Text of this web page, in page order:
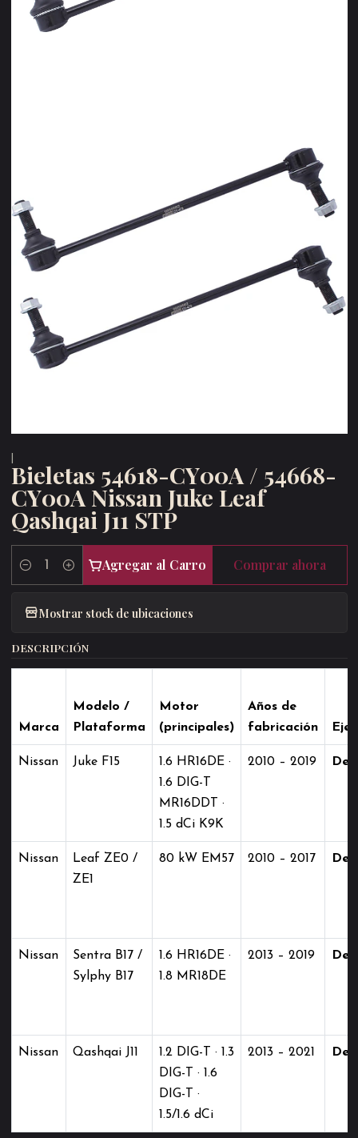
Bieletas 54618-CY00A / 54668-
CY00A Nissan Juke Leaf
Qashqai J11 STP
Cantidad
Agregar al Carro Comprar ahora
Mostrar stock de ubicaciones
DESCRIPCIÓN
Marca
Modelo /
Plataforma
Motor
(principales)
Años de
fabricación
Eje
Nissan Juke F15
1.6 HR16DE ·
1.6 DIG-T
MR16DDT ·
1.5 dCi K9K
2010 – 2019
Nissan
Leaf ZE0 /
ZE1
80 kW EM57 2010 – 2017
Nissan
Sentra B17 /
Sylphy B17
1.6 HR16DE ·
1.8 MR18DE
2013 – 2019
Nissan Qashqai J11
1.2 DIG-T · 1.3
DIG-T · 1.6
DIG-T ·
1.5/1.6 dCi
2013 – 2021